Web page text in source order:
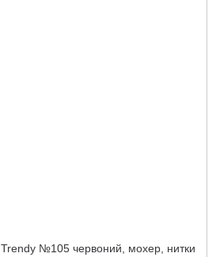
№105 червоний, мохер, нитки